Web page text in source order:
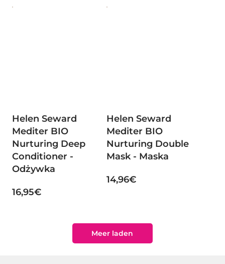
Helen Seward
Mediter BIO
Nurturing Deep
Conditioner -
Odżywka
16,95€
Helen Seward
Mediter BIO
Nurturing Double
Mask - Maska
14,96€
Meer laden